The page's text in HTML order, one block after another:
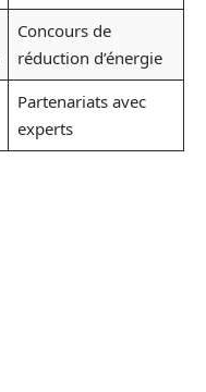
Concours de
réduction d’énergie
Partenariats avec
experts